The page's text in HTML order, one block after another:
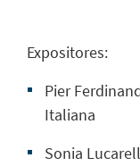
Expositores:
Pier
Italiana
Sonia